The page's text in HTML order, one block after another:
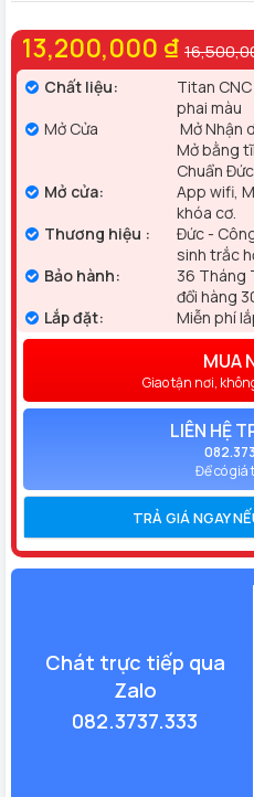
13,200,000 ₫
Chất liệu:
Titan
phai màu
Mở Cửa
Mở Nhận
Mở bằng
Chuẩn Đức
Mở cửa:
App wifi,
khóa cơ.
Thương hiệu :
Đức -
sinh trắc
Bảo hành:
36 Tháng
đổi hàng
Lắp đặt:
Miễn phí
MUA
Giao tận nơi,
LIÊN HỆ
Để có
TRẢ GIÁ NGAY
Chát trực tiếp qua
Zalo
082.3737.333